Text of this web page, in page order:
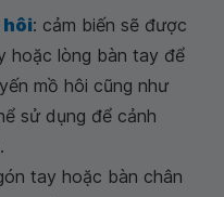
hôi: cảm biến sẽ được
hoặc lòng bàn tay để
mồ hôi cũng như
sử dụng để cảnh
tay hoặc bàn chân